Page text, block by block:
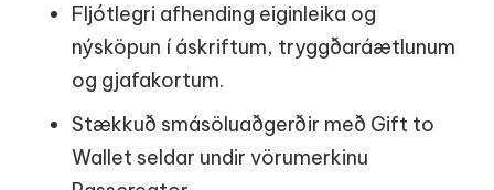
Fljótlegri afhending eiginleika og
nýsköpun í áskriftum, tryggðaráætlunum
og gjafakortum.
Stækkuð smásöluaðgerðir með Gift to
Wallet seldar undir vörumerkinu